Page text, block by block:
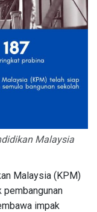
Malaysia
Malaysia (KPM)
pembangunan
impak